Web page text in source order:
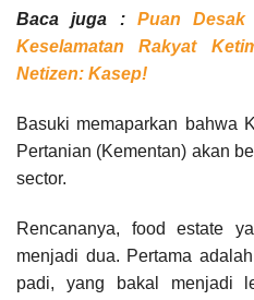
Baca juga : Puan Desak
Keselamatan Rakyat
Netizen: Kasep!
Basuki memaparkan bahwa
Pertanian (Kementan) akan
sector.
Rencananya, food estate
menjadi dua. Pertama
padi, yang bakal menjadi